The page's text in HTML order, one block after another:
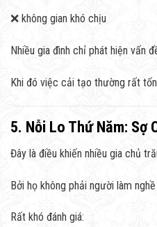
❌ không gian khó chịu
Nhiều gia đình chỉ phát hiện vấn
Khi đó việc cải tạo thường rất
5. Nỗi Lo Thứ Năm: Sợ
Đây là điều khiến nhiều gia chủ
Bởi họ không phải người làm
Rất khó đánh giá: